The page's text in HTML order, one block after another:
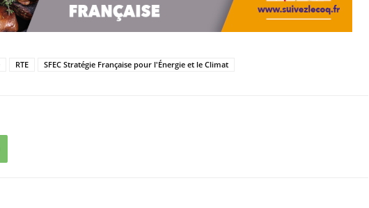
RTE SFEC Stratégie Française pour l'Énergie et le Climat